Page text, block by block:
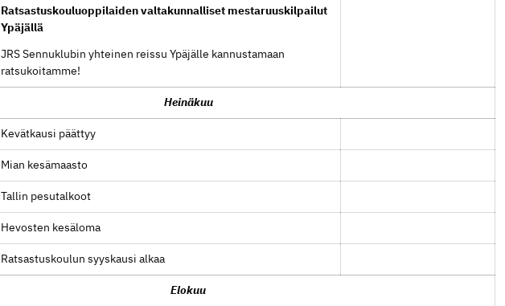
Ratsastuskouluoppilaiden valtakunnalliset mestaruuskilpailut
Ypäjällä
JRS Sennuklubin yhteinen reissu Ypäjälle kannustamaan
ratsukoitamme!
Heinäkuu
Kevätkausi päättyy
Mian kesämaasto
Tallin pesutalkoot
Hevosten kesäloma
Ratsastuskoulun syyskausi alkaa
Elokuu